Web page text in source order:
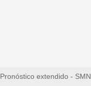
Pronóstico extendido - SMN